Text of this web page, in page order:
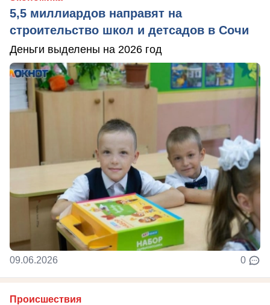
5,5 миллиардов направят на
строительство школ и детсадов в Сочи
Деньги выделены на 2026 год
09.06.2026 0
Происшествия